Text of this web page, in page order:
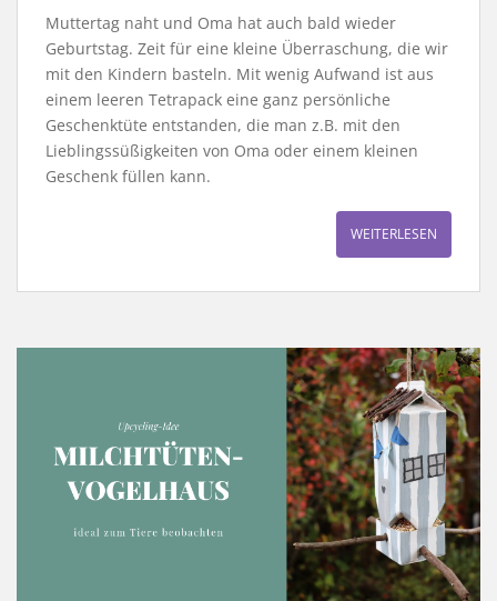
Muttertag naht und Oma hat auch bald wieder
Geburtstag. Zeit für eine kleine Überraschung, die wir
mit den Kindern basteln. Mit wenig Aufwand ist aus
einem leeren Tetrapack eine ganz persönliche
Geschenktüte entstanden, die man z.B. mit den
Lieblingssüßigkeiten von Oma oder einem kleinen
Geschenk füllen kann.
WEITERLESEN